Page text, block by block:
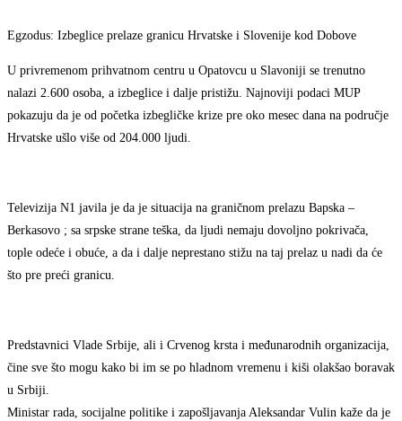
Egzodus: Izbeglice prelaze granicu Hrvatske i Slovenije kod Dobove
U privremenom prihvatnom centru u Opatovcu u Slavoniji se trenutno
nalazi 2.600 osoba, a izbeglice i dalje pristižu. Najnoviji podaci MUP
pokazuju da je od početka izbegličke krize pre oko mesec dana na područje
Hrvatske ušlo više od 204.000 ljudi.
Televizija N1 javila je da je situacija na graničnom prelazu Bapska –
Berkasovo ; sa srpske strane teška, da ljudi nemaju dovoljno pokrivača,
tople odeće i obuće, a da i dalje neprestano stižu na taj prelaz u nadi da će
što pre preći granicu.
Predstavnici Vlade Srbije, ali i Crvenog krsta i međunarodnih organizacija,
čine sve što mogu kako bi im se po hladnom vremenu i kiši olakšao boravak
u Srbiji.
Ministar rada, socijalne politike i zapošljavanja Aleksandar Vulin kaže da je